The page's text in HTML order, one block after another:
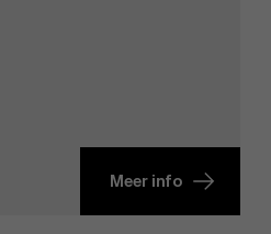
Meer info